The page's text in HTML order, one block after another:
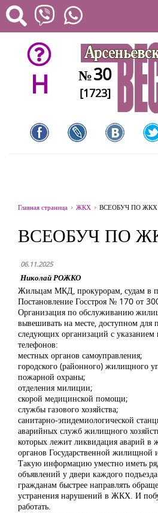
H №30
[1723]
Главная страница ЖКХ ВСЕОБУЧ ПО ЖКХ
ВСЕОБУЧ ПО
06.11.2025
Николай РОЖКО
Жильцам МКД, прокурорам, судам в
Постановление Госстроя № 170 от
Организация по обслуживанию
вывешивать на месте, доступном для
следующих организаций с указанием
телефонов:
местных органов самоуправления;
городского (районного) жилищного
пожарной охраны;
отделения милиции;
скорой медицинской помощи;
службы газового хозяйства;
санитарно-эпидемиологической
аварийных служб жилищного
которых лежит ликвидация аварий в
органов Государственной жилищной
Такую информацию уместно иметь
объявлений у двери каждого
гражданам быстрее направлять
устранения нарушений в ЖКХ. И
работать.